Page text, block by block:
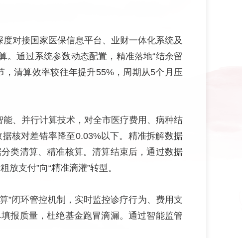
对接国家医保信息平台、业财一体化系统及
通过系统参数动态配置，精准落地“结余留
清算效率较往年提升55%，周期从5个月压
、并行计算技术，对全市医疗费用、病种结
核对差错率降至0.03%以下。精准拆解数据
类清算、精准核算。清算结束后，通过数据
支付”向“精准滴灌”转型。
”闭环管控机制，实时监控诊疗行为、费用支
报质量，杜绝基金跑冒滴漏。通过智能监管